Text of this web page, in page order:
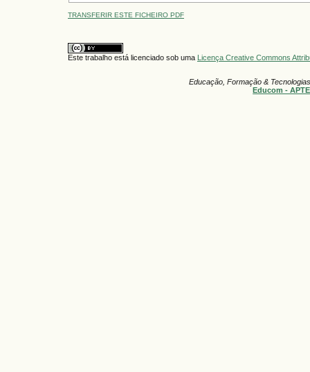
TRANSFERIR ESTE FICHEIRO PDF
Este trabalho está licenciado sob uma Licença Creative Commons
Educação, Formação &
Educom - APTE